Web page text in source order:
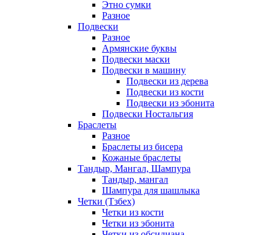
Этно сумки
Разное
Подвески
Разное
Армянские буквы
Подвески маски
Подвески в машину
Подвески из дерева
Подвески из кости
Подвески из эбонита
Подвески Ностальгия
Браслеты
Разное
Браслеты из бисера
Кожаные браслеты
Тандыр, Мангал, Шампура
Тандыр, мангал
Шампура для шашлыка
Четки (Тзбех)
Четки из кости
Четки из эбонита